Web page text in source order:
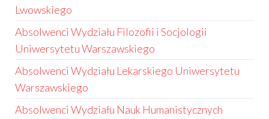
Lwowskiego
Absolwenci Wydziału Filozofii i Socjologii
Uniwersytetu Warszawskiego
Absolwenci Wydziału Lekarskiego Uniwersytetu
Warszawskiego
Absolwenci Wydziału Nauk Humanistycznych